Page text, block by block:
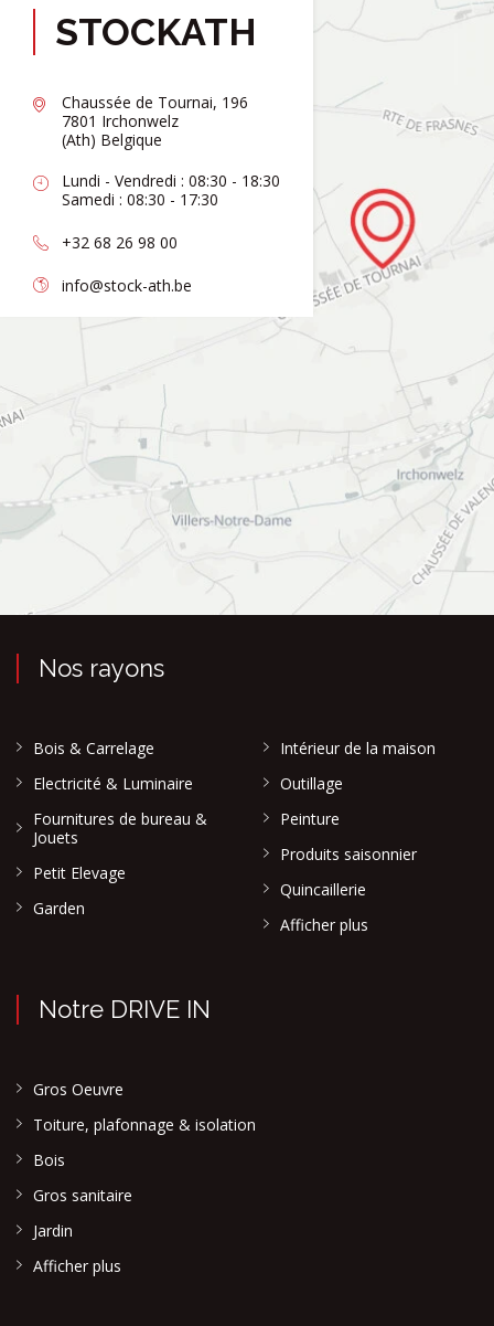
STOCKATH
Chaussée de Tournai, 196
7801 Irchonwelz
(Ath) Belgique
Lundi - Vendredi : 08:30 - 18:30
Samedi : 08:30 - 17:30
+32 68 26 98 00
info@stock-ath.be
Nos rayons
Bois & Carrelage
Electricité & Luminaire
Fournitures de bureau &
Jouets
Petit Elevage
Garden
Intérieur de la maison
Outillage
Peinture
Produits saisonnier
Quincaillerie
Afficher plus
Notre DRIVE IN
Gros Oeuvre
Toiture, plafonnage & isolation
Bois
Gros sanitaire
Jardin
Afficher plus